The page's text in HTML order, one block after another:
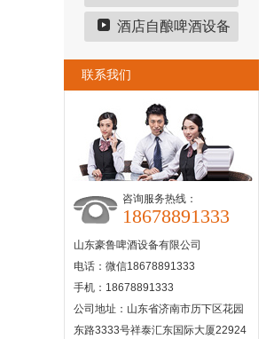
酒店自酿啤酒设备
联系我们
咨询服务热线：
18678891333
山东豪鲁啤酒设备有限公司
电话：微信18678891333
手机：18678891333
公司地址：山东省济南市历下区花园
东路3333号祥泰汇东国际大厦22924